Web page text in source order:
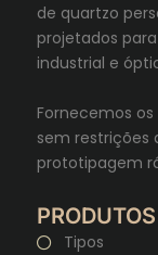
de quartzo
projetados
industrial e
Fornecemos
sem restrições
prototipagem
PRODUTOS
Tipos